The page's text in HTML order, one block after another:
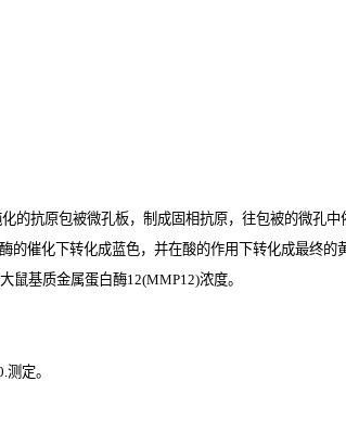
的抗原包被微孔板，制成固相抗原，往包被的微孔
酶的催化下转化成蓝色，并在酸的作用下转化成最终
鼠基质金属蛋白酶12(MMP12)浓度。
定。